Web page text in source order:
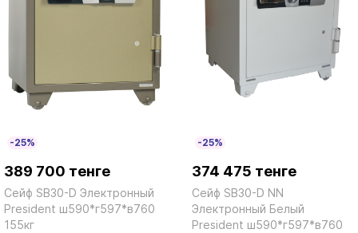
-25%
389 700 тенге
Сейф SB30-D Электронный
President ш590*г597*в760
155кг
-25%
374 475 тенге
Сейф SB30-D NN
Электронный Белый
President ш590*г597*в760